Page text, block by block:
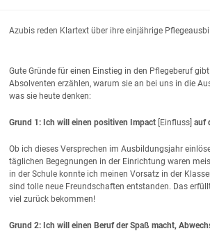
Azubis reden Klartext über ihre einjährige
Gute Gründe für einen Einstieg in den Pflegeberuf
Absolventen erzählen, warum sie an bei uns in die
was sie heute denken:
Grund 1: Ich will einen positiven Impact [Einfluss] auf
Ob ich dieses Versprechen im Ausbildungsjahr
täglichen Begegnungen in der Einrichtung waren
in der Schule konnte ich meinen Vorsatz in der
sind tolle neue Freundschaften entstanden. Das
viel zurück bekommen!
Grund 2: Ich will einen Beruf der Spaß macht,